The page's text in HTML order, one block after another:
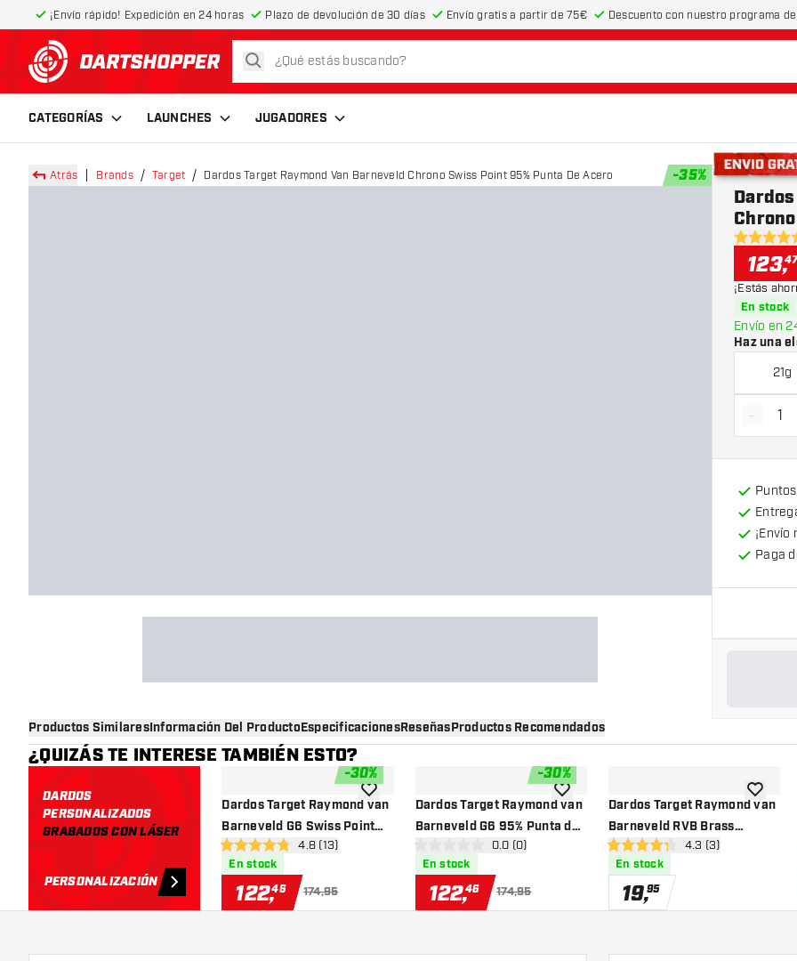
¡Envío rápido! Expedición en 24 horas Plazo de devolución de 30 días Envío gratis a partir de 75€ Descuento con nuestro programa
volver a la página de inicio
buscar
CATEGORÍAS LAUNCHES JUGADORES
Atrás Brands Target Dardos Target Raymond Van Barneveld Chrono Swiss Point 95% Punta De Acero -35%
Envío gratis
4.6
123,
¡Estás
En stock
Envío en
Haz una
21g
-
Paga
Productos SimilaresInformación Del ProductoEspecificacionesReseñasProductos Recomendados
¿QUIZÁS TE INTERESE TAMBIÉN ESTO?
DARDOS
PERSONALIZADOS
GRABADOS CON LÁSER
PERSONALIZACIÓN
-30%
Dardos Target Raymond van
Barneveld G6 Swiss Point
95% Punta de Aceroabrir panel de reseñas
4.8 estrellas de puntuación
4.8 (13)
En stock
122,46 174,95
añadir a la lista de deseos
-30%
Dardos Target Raymond van
Barneveld G6 95% Punta de
Plástico
abrir panel de reseñas
0 estrellas de puntuación
0.0 (0)
En stock
122,46 174,95
añadir a la lista de deseos
Dardos Target Raymond van
Barneveld RVB Brass
Conjunto 22 Piezas Punta de
Acero
abrir panel de
4.3 estrellas de puntuación
4.3 (3)
En stock
19,95
añadir a